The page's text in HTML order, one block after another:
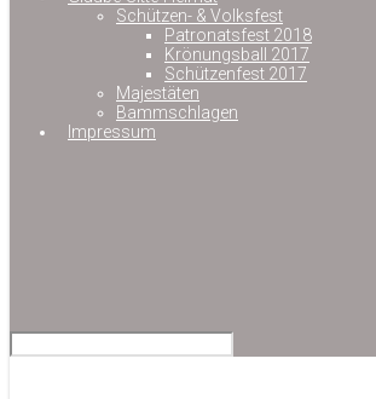
Schützen- & Volksfest
Patronatsfest 2018
Krönungsball 2017
Schützenfest 2017
Majestäten
Bammschlagen
Impressum